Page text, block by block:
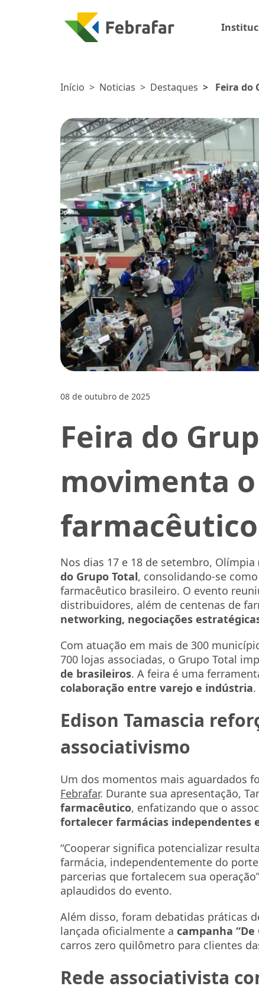
Início > Noticias > Destaques > Feira do
08 de outubro de 2025
Feira do
movimenta
farmacêutico
Nos dias 17 e 18 de setembro, Olímpia
do Grupo Total, consolidando-se
farmacêutico brasileiro. O evento
distribuidores, além de centenas de
networking, negociações
Com atuação em mais de 300
700 lojas associadas, o Grupo Total
de brasileiros. A feira é uma
colaboração entre varejo e indústria.
Edison Tamascia
associativismo
Um dos momentos mais aguardados
Febrafar. Durante sua apresentação,
farmacêutico, enfatizando que o
fortalecer farmácias independentes
“Cooperar significa potencializar
farmácia, independentemente do
parcerias que fortalecem sua
aplaudidos do evento.
Além disso, foram debatidas práticas
lançada oficialmente a campanha “De
carros zero quilômetro para clientes
Rede associativista